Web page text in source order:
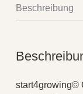
Beschreibung
start4growing©